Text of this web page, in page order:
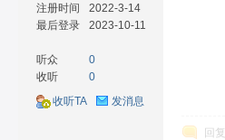
注册时间
2022-3-14
最后登录
2023-10-11
听众
0
收听
0
收听TA
发消息
回复